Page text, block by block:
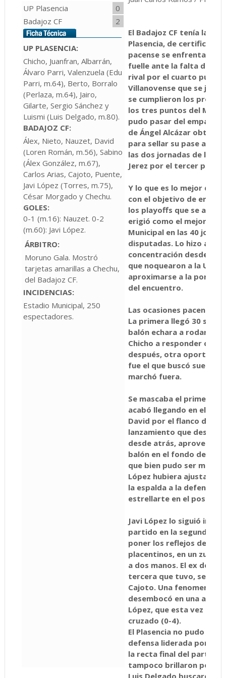
UP Plasencia
0
Badajoz CF
2
UP PLASENCIA:
Chicho, Juanfran, Albarrán,
Álvaro Parri, Valenzuela (Edu
Parri, m.64), Berto, Borralo
(Perlaza, m.64), Jairo,
Gilarte, Sergio Sánchez y
Luismi (Luis Delgado, m.80).
BADAJOZ CF:
Álex, Nieto, Nauzet, David
(Loren Román, m.56), Sabino
(Álex González, m.67),
Carlos Arias, Cajoto, Puente,
Javi López (Torres, m.75),
César Morgado y Chechu.
GOLES:
0-1 (m.16): Nauzet. 0-2
(m.60): Javi López.
ÁRBITRO:
Moruno Gala. Mostró
tarjetas amarillas a Chechu,
del Badajoz CF.
INCIDENCIAS:
Estadio Municipal, 250
espectadores.
El Badajoz CF tenía la
Plasencia, de certificar la
pacense se enfrentaba
fuelle ante la falta de
rival por el cuarto
Villanovense que se
se cumplieron los
los tres puntos del
pudo pasar del empate
de Ángel Alcázar
para sellar su pase a la
las dos jornadas de liga
Jerez por el tercer
Y lo que es lo mejor de
con el objetivo de
los playoffs que se
erigió como el mejor
Municipal en las 40
disputadas. Lo hizo a
concentración desde el
que noquearon a la UPP,
aproximarse a la
del encuentro.
Las ocasiones pacenses
La primera llegó 30
balón echara a rodar.
Chicho a responder con
después, otra
fue el que buscó suerte
marchó fuera.
Se mascaba el primer
acabó llegando en el
David por el flanco
lanzamiento que
desde atrás, aprovechó
balón en el fondo de las
que bien pudo ser mayor
López hubiera ajustado
la espalda a la defensa
estrellarte en el poste de
Javi López lo siguió
partido en la segunda
poner los reflejos de
placentinos, en un
a dos manos. El ex del
tercera que tuvo,
Cajoto. Una fenomenal
desembocó en una
López, que esta vez sí
cruzado (0-4).
El Plasencia no pudo
defensa liderada por
la recta final del partido,
tampoco brillaron por su
Luis Delgado buscaron